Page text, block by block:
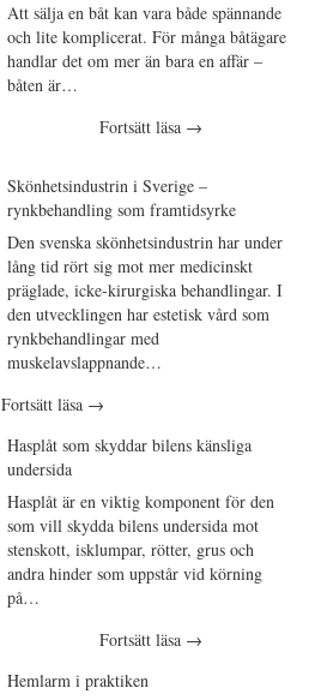
Att sälja en båt kan vara både spännande
och lite komplicerat. För många båtägare
handlar det om mer än bara en affär –
båten är…
Fortsätt läsa →
Skönhetsindustrin i Sverige –
rynkbehandling som framtidsyrke
Den svenska skönhetsindustrin har under
lång tid rört sig mot mer medicinskt
präglade, icke-kirurgiska behandlingar. I
den utvecklingen har estetisk vård som
rynkbehandlingar med
muskelavslappnande…
Fortsätt läsa →
Hasplåt som skyddar bilens känsliga
undersida
Hasplåt är en viktig komponent för den
som vill skydda bilens undersida mot
stenskott, isklumpar, rötter, grus och
andra hinder som uppstår vid körning
på…
Fortsätt läsa →
Hemlarm i praktiken